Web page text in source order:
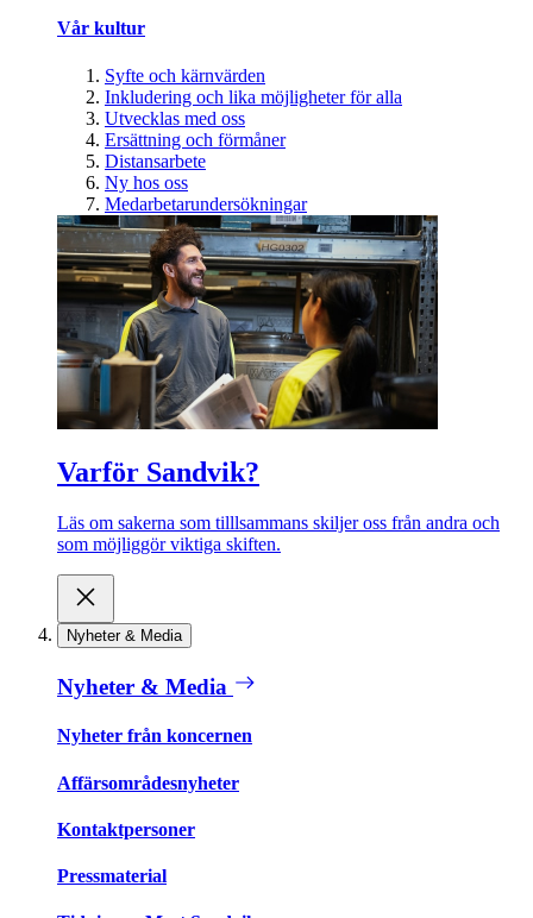
Vår kultur
Syfte och kärnvärden
Inkludering och lika möjligheter för alla
Utvecklas med oss
Ersättning och förmåner
Distansarbete
Ny hos oss
Medarbetarundersökningar
Varför Sandvik?
Läs om sakerna som tilllsammans skiljer oss från andra och
som möjliggör viktiga skiften.
Nyheter & Media
Nyheter & Media
Nyheter från koncernen
Affärsområdesnyheter
Kontaktpersoner
Pressmaterial